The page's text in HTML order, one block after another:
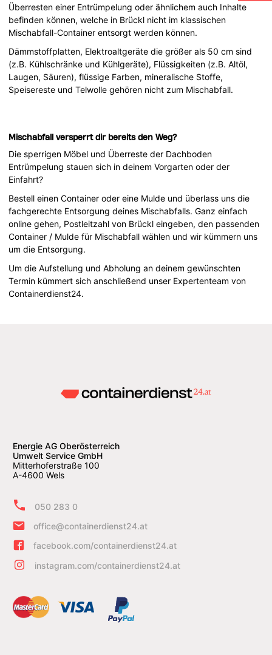
Überresten einer Entrümpelung oder ähnlichem auch Inhalte
befinden können, welche in Brückl nicht im klassischen
Mischabfall-Container entsorgt werden können.
Dämmstoffplatten, Elektroaltgeräte die größer als 50 cm sind
(z.B. Kühlschränke und Kühlgeräte), Flüssigkeiten (z.B. Altöl,
Laugen, Säuren), flüssige Farben, mineralische Stoffe,
Speisereste und Telwolle gehören nicht zum Mischabfall.
Mischabfall versperrt dir bereits den Weg?
Die sperrigen Möbel und Überreste der Dachboden
Entrümpelung stauen sich in deinem Vorgarten oder der
Einfahrt?
Bestell einen Container oder eine Mulde und überlass uns die
fachgerechte Entsorgung deines Mischabfalls. Ganz einfach
online gehen, Postleitzahl von Brückl eingeben, den passenden
Container / Mulde für Mischabfall wählen und wir kümmern uns
um die Entsorgung.
Um die Aufstellung und Abholung an deinem gewünschten
Termin kümmert sich anschließend unser Expertenteam von
Containerdienst24.
Energie AG Oberösterreich
Umwelt Service GmbH
Mitterhoferstraße 100
A-4600 Wels
050 283 0
office@containerdienst24.at
facebook.com/containerdienst24.at
instagram.com/containerdienst24.at